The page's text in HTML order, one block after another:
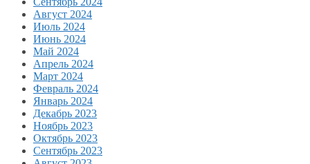
Август 2024
Июль 2024
Июнь 2024
Май 2024
Апрель 2024
Март 2024
Февраль 2024
Январь 2024
Декабрь 2023
Ноябрь 2023
Октябрь 2023
Сентябрь 2023